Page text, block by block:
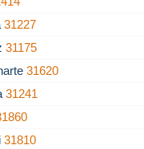
31227
31175
31620
31241
31810